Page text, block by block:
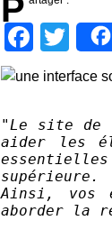
P
"Le site de
aider les
supérieure.
Ainsi, vos
aborder la